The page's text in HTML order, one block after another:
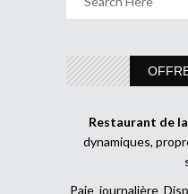
Restaurant de
dynamiques,
Paie journalière